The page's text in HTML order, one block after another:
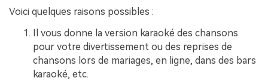
Voici quelques raisons possibles :
Il vous donne la version karaoké des chansons
pour votre divertissement ou des reprises de
chansons lors de mariages, en ligne, dans des bars
karaoké, etc.